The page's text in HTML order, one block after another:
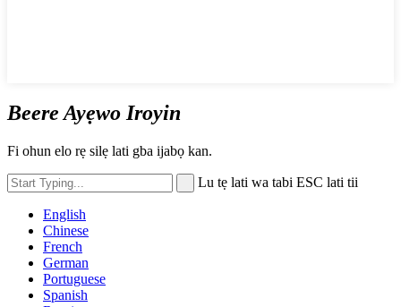
Beere Ayẹwo Iroyin
Fi ohun elo rẹ silẹ lati gba ijabọ kan.
Lu tẹ lati wa tabi ESC lati tii
English
Chinese
French
German
Portuguese
Spanish